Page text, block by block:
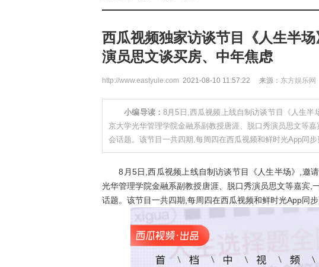
西瓜视频独家访谈节目《人生半
演员思文谈买房、中年焦虑
http://www.eastyule.com 2021-08-10 11:57:22 来源： 东方娱乐网
小编导读：8月5日,西瓜视频上线自制访谈节目《人生
京大学光华管理学院金融系副教授唐涯、脱口秀演员思文等
会话题。该节目一共四期,每周四在西瓜视频和鲜时光App同步
8月5日,西瓜视频上线自制访谈节目《人生半场》,邀请
光华管理学院金融系副教授唐涯、脱口秀演员思文等嘉宾,
话题。该节目一共四期,每周四在西瓜视频和鲜时光App同步